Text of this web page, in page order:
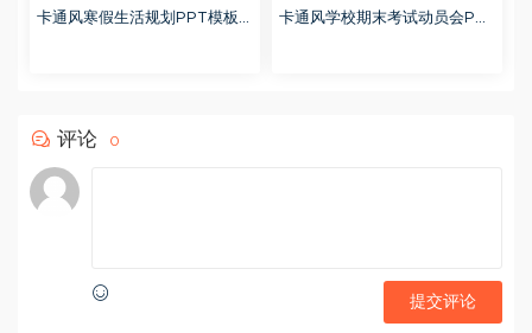
卡通风寒假生活规划PPT模板2
卡通风学校期末考试动员会PP
评论 0
提交评论